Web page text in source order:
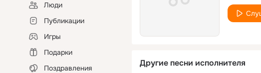
Люди
Публикации
Игры
Подарки
Поздравления
Другие песни исполнителя